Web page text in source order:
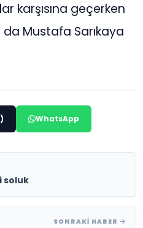
karşısına geçerken
Mustafa Sarıkaya
WhatsApp
soluk
SONRAKI HABER